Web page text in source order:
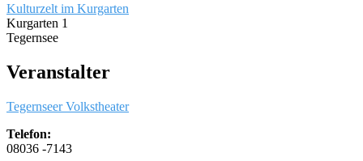
Kulturzelt im Kurgarten
Kurgarten 1
Tegernsee
Veranstalter
Tegernseer Volkstheater
Telefon:
08036 -7143